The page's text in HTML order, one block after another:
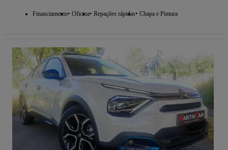
Financiamento Oficina Repações rápidas Chapa e Pintura